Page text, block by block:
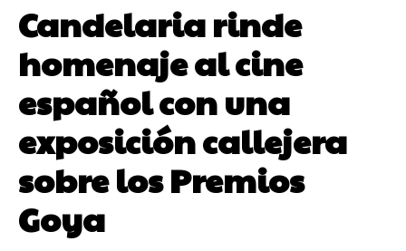
Candelaria rinde
homenaje al cine
español con una
exposición callejera
sobre los Premios
Goya